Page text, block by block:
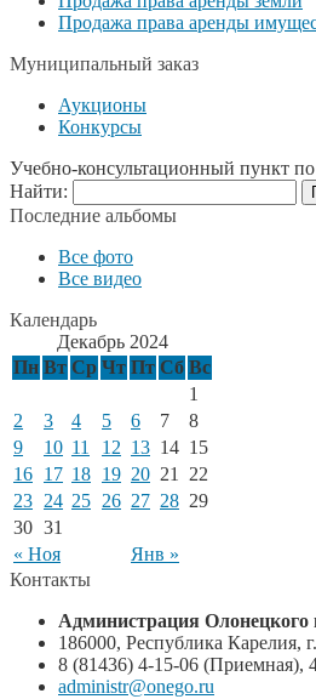
Продажа права аренды
Муниципальный заказ
Аукционы
Конкурсы
Учебно-консультационный пункт
Найти:
Последние альбомы
Все фото
Все видео
Календарь
Декабрь 2024
Пн Вт Ср Чт Пт Сб Вс
« Ноя Янв »
1
2
3 4 5 6 7
8
9
10 11 12 13 14 15
16 17 18 19 20 21 22
23 24 25 26 27 28 29
30 31
Контакты
Администрация Олонецкого
186000, Республика Карелия,
8 (81436) 4-15-06 (Приемная),
administr@onego.ru